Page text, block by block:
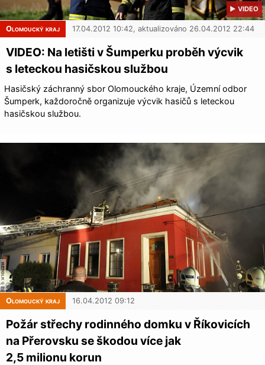
▶ VIDEO
Olomoucký kraj 17.04.2012 10:42, aktualizováno 26.04.2012 22:44
VIDEO: Na letišti v Šumperku proběh výcvik
s leteckou hasičskou službou
Hasičský záchranný sbor Olomouckého kraje, Územní odbor
Šumperk, každoročně organizuje výcvik hasičů s leteckou
hasičskou službou.
Olomoucký kraj 16.04.2012 09:12
Požár střechy rodinného domku v Říkovicích
na Přerovsku se škodou více jak
2,5 milionu korun